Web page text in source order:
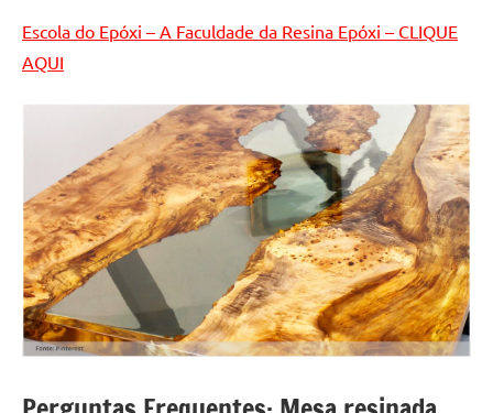
Escola do Epóxi – A Faculdade da Resina Epóxi – CLIQUE
AQUI